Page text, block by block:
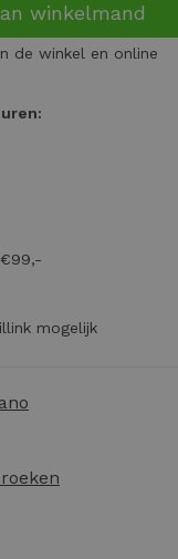
winkelmand
de winkel en online
mogelijk